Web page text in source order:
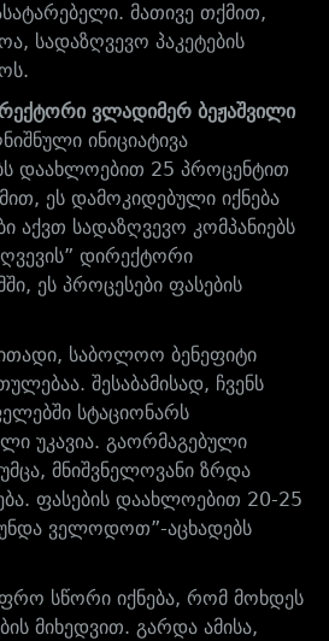
მათივე თქმით,
სადაზღვევო პაკეტების
ვლადიმერ ბეჟაშვილი
ინიციატივა
დაახლოებით 25 პროცენტით
ეს დამოკიდებული იქნება
აქვთ სადაზღვევო კომპანიებს
დირექტორი
ეს პროცესები ფასების
საბოლოო ბენეფიტი
შესაბამისად, ჩვენს
სტაციონარს
უკავია. გაორმაგებული
მნიშვნელოვანი ზრდა
ფასების დაახლოებით 20-25
ველოდოთ”-აცხადებს
სწორი იქნება, რომ მოხდეს
მიხედვით. გარდა ამისა,